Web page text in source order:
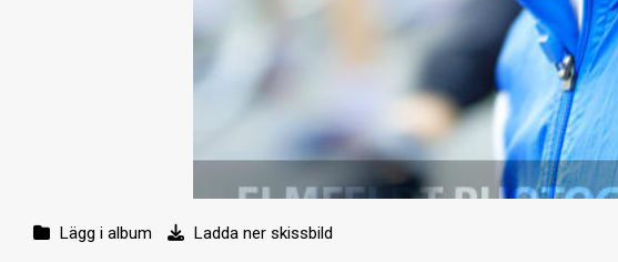
Lägg i album Ladda ner skissbild